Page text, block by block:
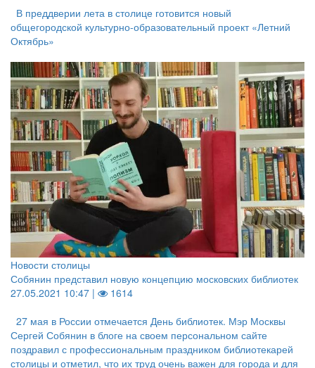
В преддверии лета в столице готовится новый
общегородской культурно-образовательный проект «Летний
Октябрь»
Новости столицы
Собянин представил новую концепцию московских библиотек
27.05.2021 10:47 |
1614
27 мая в России отмечается День библиотек. Мэр Москвы
Сергей Собянин в блоге на своем персональном сайте
поздравил с профессиональным праздником библиотекарей
столицы и отметил, что их труд очень важен для города и для